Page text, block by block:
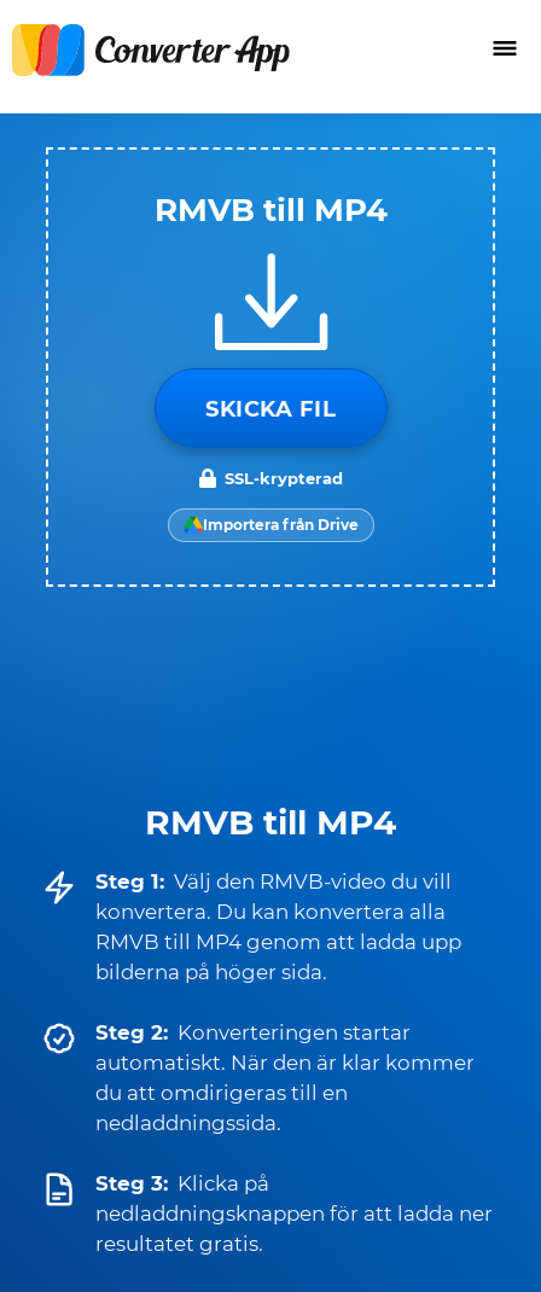
RMVB till MP4
Steg 1: Välj den RMVB-video du vill
konvertera. Du kan konvertera alla
RMVB till MP4 genom att ladda upp
bilderna på höger sida.
Steg 2: Konverteringen startar
automatiskt. När den är klar kommer
du att omdirigeras till en
nedladdningssida.
Steg 3: Klicka på
nedladdningsknappen för att ladda ner
resultatet gratis.
RMVB till MP4
SKICKA FIL
SSL-krypterad
Importera från Drive